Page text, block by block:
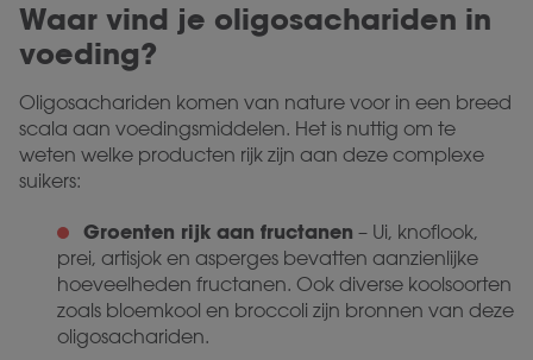
Waar vind je oligosachariden in
voeding?
Oligosachariden komen van nature voor in een breed
scala aan voedingsmiddelen. Het is nuttig om te
weten welke producten rijk zijn aan deze complexe
suikers:
Groenten rijk aan fructanen – Ui, knoflook,
prei, artisjok en asperges bevatten aanzienlijke
hoeveelheden fructanen. Ook diverse koolsoorten
zoals bloemkool en broccoli zijn bronnen van deze
oligosachariden.